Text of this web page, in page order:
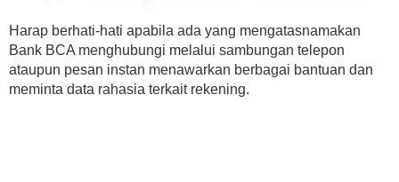
Harap berhati-hati apabila ada yang mengatasnamakan
Bank BCA menghubungi melalui sambungan telepon
ataupun pesan instan menawarkan berbagai bantuan dan
meminta data rahasia terkait rekening.